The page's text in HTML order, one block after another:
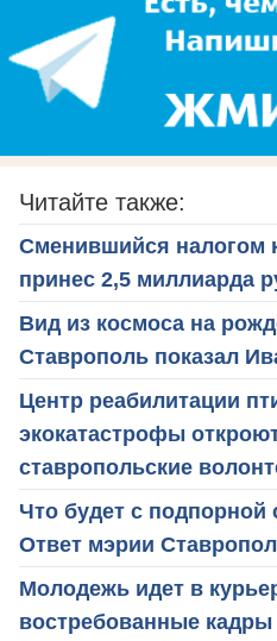
Читайте также:
Сменившийся налогом
принес 2,5 миллиарда
Вид из космоса на
Ставрополь показал
Центр реабилитации
экокатастрофы
ставропольские
Что будет с подпорной
Ответ мэрии
Молодежь идет в
востребованные кадры